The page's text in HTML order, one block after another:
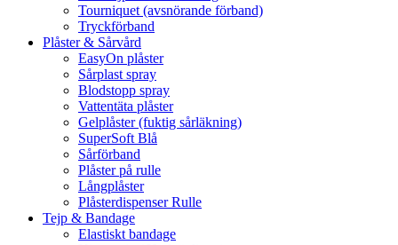
Tourniquet (avsnörande förband)
Tryckförband
Plåster & Sårvård
EasyOn plåster
Sårplast spray
Blodstopp spray
Vattentäta plåster
Gelplåster (fuktig sårläkning)
SuperSoft Blå
Sårförband
Plåster på rulle
Långplåster
Plåsterdispenser Rulle
Tejp & Bandage
Elastiskt bandage